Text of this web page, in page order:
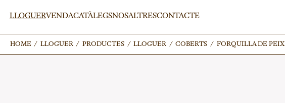
LLOGUERVENDACATÀLEGSNOSALTRESCONTACTE
HOME / LLOGUER / PRODUCTES / LLOGUER / COBERTS / FORQUILLA DE PEIX
HOME / LLOGUER / PRODUCTES / LLOGUER / COBERTS / FORQUILLA DE PEIX